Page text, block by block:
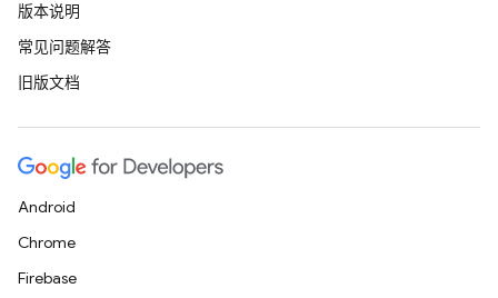
版本说明
常见问题解答
旧版文档
Android
Chrome
Firebase